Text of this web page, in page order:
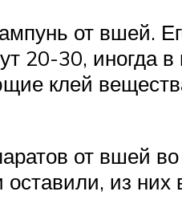
от вшей.
20-30, иногда
клей
от вшей во
из